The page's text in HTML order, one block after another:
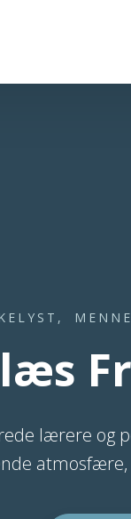
lærere og
atmosfære,